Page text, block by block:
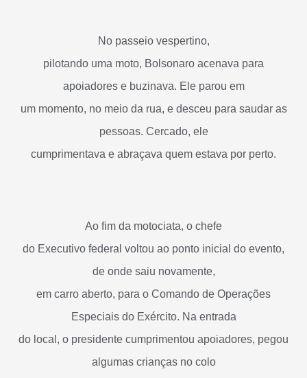
No passeio vespertino,
pilotando uma moto, Bolsonaro acenava para
apoiadores e buzinava. Ele parou em
um momento, no meio da rua, e desceu para saudar as
pessoas. Cercado, ele
cumprimentava e abraçava quem estava por perto.
Ao fim da motociata, o chefe
do Executivo federal voltou ao ponto inicial do evento,
de onde saiu novamente,
em carro aberto, para o Comando de Operações
Especiais do Exército. Na entrada
do local, o presidente cumprimentou apoiadores, pegou
algumas crianças no colo